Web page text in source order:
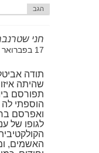
הגב
חני
17 בפברואר 2013 ב 18:33
תודה
שהיתה
תפורסם
הוספתי לה
ואפרסם
לגופו של
האשמים,